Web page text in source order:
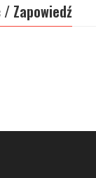
Zapowiedź